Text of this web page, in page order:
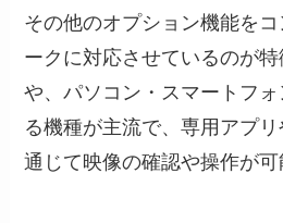
その他のオプション機能を
ークに対応させているのが
や、パソコン・スマートフ
る機種が主流で、専用アプ
通じて映像の確認や操作が可